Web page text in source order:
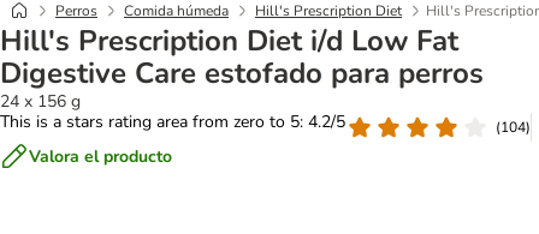
Perros Comida húmeda Hill's Prescription Diet Hill's
Hill's Prescription Diet i/d Low Fat
Digestive Care estofado para perros
24 x 156 g
This is a stars rating area from zero to 5: 4.2/5
(104)
Valora el producto